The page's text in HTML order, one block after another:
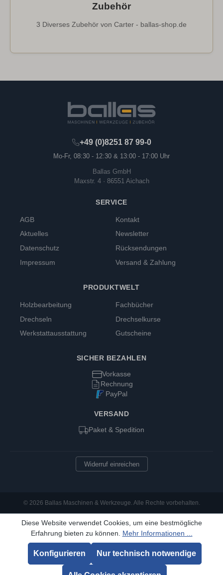
Zubehör
3 Diverses Zubehör von Carter - ballas-shop.de
+49 (0)8251 87 99-0
Mo-Fr, 08:30 - 12:30 & 13:00 - 17:00 Uhr
Ballas GmbH
Maxstr. 4 · 86551 Aichach
SERVICE
AGB
Aktuelles
Datenschutz
Impressum
Kontakt
Newsletter
Rücksendungen
Versand & Zahlung
PRODUKTWELT
Holzbearbeitung
Drechseln
Werkstattausstattung
Fachbücher
Drechselkurse
Gutscheine
SICHER BEZAHLEN
Vorkasse
Rechnung
PayPal
VERSAND
Paket & Spedition
Widerruf einreichen
© 2026 Ballas Maschinen & Werkzeuge. Alle Rechte vorbehalten.
Diese Website verwendet Cookies, um eine bestmögliche
Erfahrung bieten zu können. Mehr Informationen ...
Nur technisch notwendige
Konfigurieren